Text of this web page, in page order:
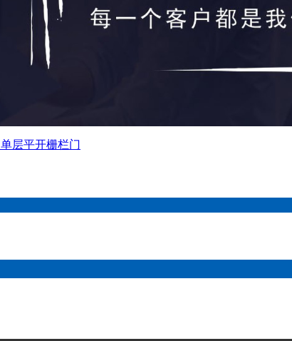
单层平开栅栏门